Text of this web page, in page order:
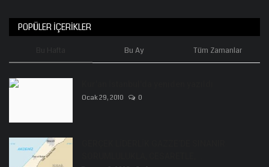
POPÜLER İÇERIKLER
Bu Ay Tüm Zamanlar
Ocak 29, 2010 0